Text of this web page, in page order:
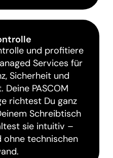
und profitiere
Services für
Sicherheit und
PASCOM
richtest Du ganz
Schreibtisch
sie intuitiv –
ohne technischen